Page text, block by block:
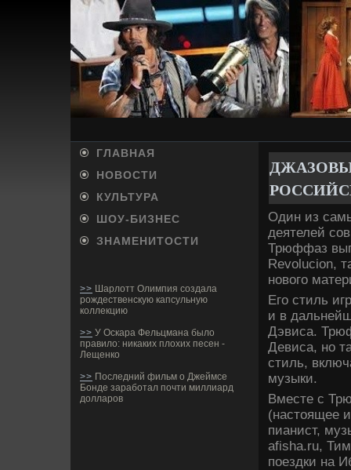
ГЛАВНАЯ
НОВОСТИ
КУЛЬТУРА
ШОУ-БИ­ЗНЕС
ЗНАМЕНИТОСТИ
>> Шарлотт Олимпия создала
рождественскую капсульную
коллекцию
>> У Оскара Фельцмана было
правило: никаких плохих песен -
Лещенко
>> Последний фильм о Джеймсе
Бонде заработал почти миллиард
долларов
Один из
де­ятелей
Трюффаз
Revolucion,
нового
Его стиль
и в
Дэвиса.
Девиса, но
стиль,
музыки.
Вместе с
(настоящее
пианист,
afisha.ru,
поездки на